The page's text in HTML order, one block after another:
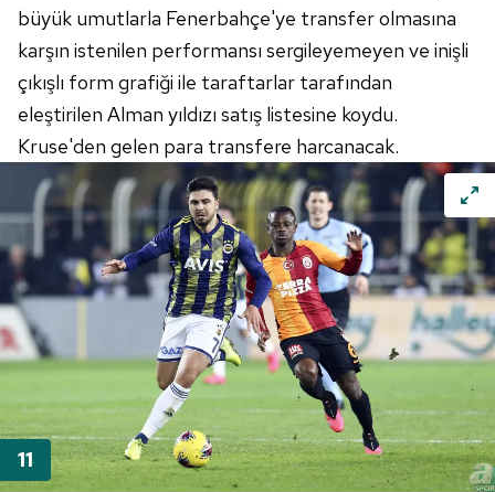
büyük umutlarla Fenerbahçe'ye transfer olmasına
karşın istenilen performansı sergileyemeyen ve inişli
çıkışlı form grafiği ile taraftarlar tarafından
eleştirilen Alman yıldızı satış listesine koydu.
Kruse'den gelen para transfere harcanacak.